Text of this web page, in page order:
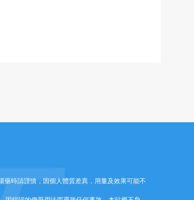
藥時請謹慎，因個人體質差異，用量及效果可能不